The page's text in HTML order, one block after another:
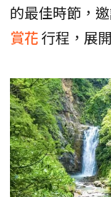
的最佳時節，
賞花行程，展